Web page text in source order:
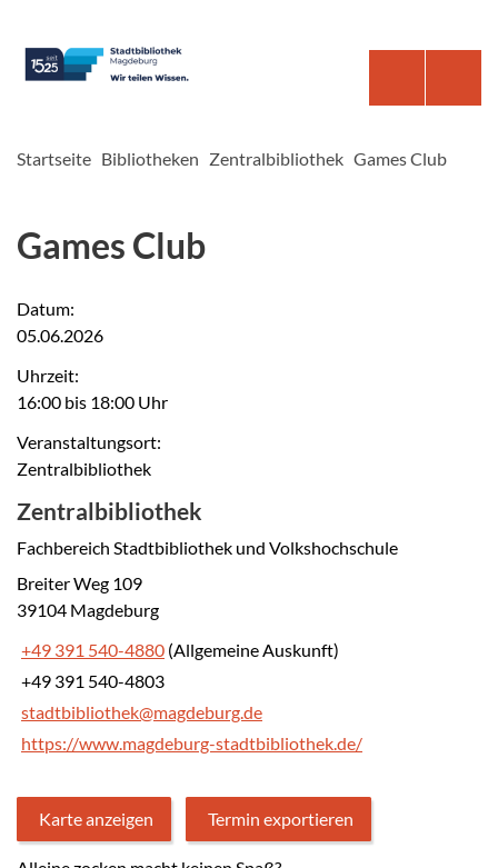
Startseite Bibliotheken Zentralbibliothek Games Club
Games Club
Datum:
05.06.2026
Uhrzeit:
16:00 bis 18:00 Uhr
Veranstaltungsort:
Zentralbibliothek
Zentralbibliothek
Fachbereich Stadtbibliothek und Volkshochschule
Breiter Weg 109
39104 Magdeburg
+49 391 540-4880 (Allgemeine Auskunft)
+49 391 540-4803
stadtbibliothek@magdeburg.de
https://www.magdeburg-stadtbibliothek.de/
Karte anzeigen Termin exportieren